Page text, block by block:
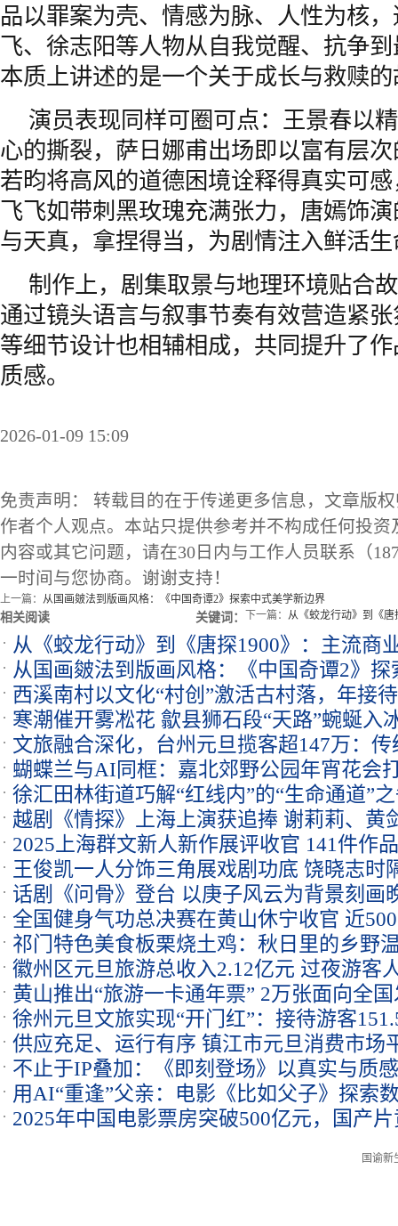
品以罪案为壳、情感为脉、人性为核
飞、徐志阳等人物从自我觉醒、抗争
本质上讲述的是一个关于成长与救赎
演员表现同样可圈可点：王景春以
心的撕裂，萨日娜甫出场即以富有层
若昀将高风的道德困境诠释得真实可
飞飞如带刺黑玫瑰充满张力，唐嫣饰
与天真，拿捏得当，为剧情注入鲜活
制作上，剧集取景与地理环境贴合
通过镜头语言与叙事节奏有效营造紧
等细节设计也相辅相成，共同提升了
质感。
2026-01-09 15:09
免责声明： 转载目的在于传递更多信息，文章版
作者个人观点。本站只提供参考并不构成任何投
内容或其它问题，请在30日内与工作人员联系（
一时间与您协商。谢谢支持！
上一篇： 从国画皴法到版画风格：《中国奇谭2》探索中式美学新边界
下一篇： 从《蛟龙行动》到《唐
相关阅读 关键词：
从《蛟龙行动》到《唐探1900》：主流商
期从国画皴法到版画风格：《中国奇谭2》
西溪南村以文化“村创”激活古村落，年接
寒潮催开雾凇花 歙县狮石段“天路”蜿蜒入
文旅融合深化，台州元旦揽客超147万：
日经济新动能
蝴蝶兰与AI同框：嘉北郊野公园年宵花会
徐汇田林街道巧解“红线内”的“生命通道”
越剧《情探》上海上演获追捧 谢莉莉、黄
内涵
2025上海群文新人新作展评收官 141件作
王俊凯一人分饰三角展戏剧功底 饶晓志时
歌舞
话剧《问骨》登台 以庚子风云为背景刻画
困境
全国健身气功总决赛在黄山休宁收官 近
祁门特色美食板栗烧土鸡：秋日里的乡野
徽州区元旦旅游总收入2.12亿元 过夜游客
黄山推出“旅游一卡通年票” 2万张面向全
徐州元旦文旅实现“开门红”：接待游客
亿元
供应充足、运行有序 镇江市元旦消费市场
不止于IP叠加：《即刻登场》以真实与质
功范本
用AI“重逢”父亲：电影《比如父子》探索
2025年中国电影票房突破500亿元，国产
国谕新